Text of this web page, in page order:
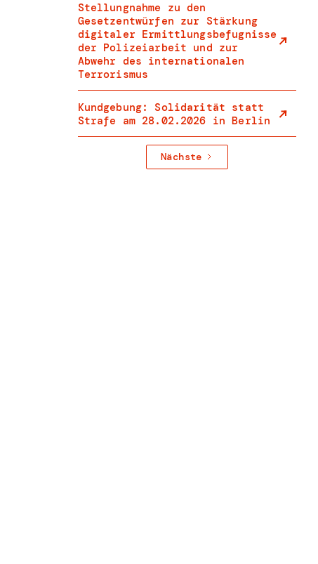
Stellungnahme zu den
Gesetzentwürfen zur Stärkung
digitaler Ermittlungsbefugnisse
der Polizeiarbeit und zur
Abwehr des internationalen
Terrorismus
Kundgebung: Solidarität statt
Strafe am 28.02.2026 in Berlin
Nächste